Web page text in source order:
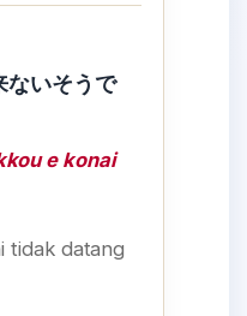
ないそうで
e konai
tidak datang